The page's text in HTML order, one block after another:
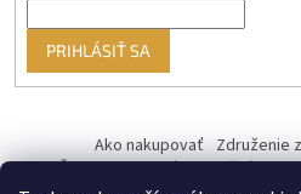
PRIHLÁSIŤ SA
Ako nakupovať Združenie
Československý kastračný